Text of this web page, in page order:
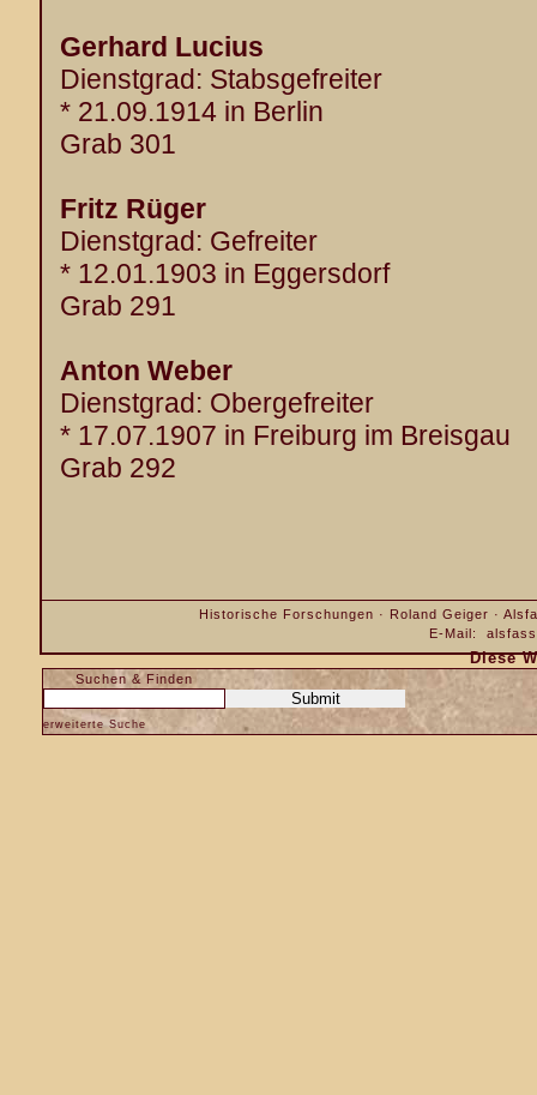
Gerhard Lucius
Dienstgrad: Stabsgefreiter
* 21.09.1914 in Berlin
Grab 301
Fritz Rüger
Dienstgrad: Gefreiter
* 12.01.1903 in Eggersdorf
Grab 291
Anton Weber
Dienstgrad: Obergefreiter
* 17.07.1907 in Freiburg im Breisgau
Grab 292
Historische Forschungen · Roland Geiger ·
E-Mail:
Diese
Suchen & Finden
erweiterte Suche